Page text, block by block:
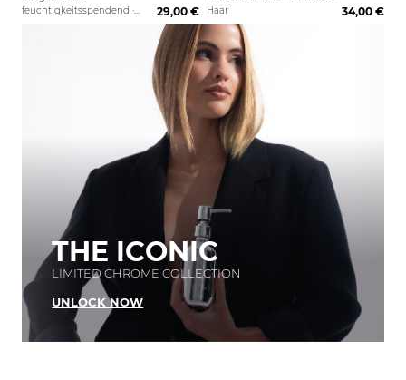
feuchtigkeitsspendend ·
29,00 €
Haar
34,00 €
THE ICONIC
LIMITED CHROME COLLECTION
UNLOCK NOW